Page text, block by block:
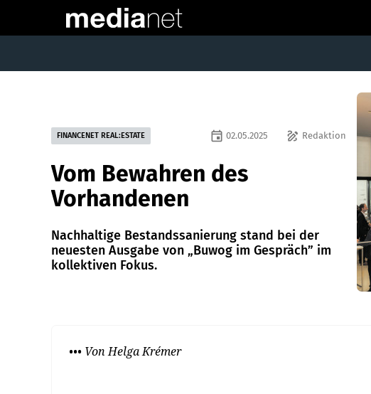
FINANCENET REAL:ESTATE draw Redaktion
event 02.05.2025
Vom Bewahren des
Vorhandenen
Nachhaltige Bestandssanierung stand bei der
neuesten ­Ausgabe von „Buwog im Gespräch” im
kollektiven Fokus.
••• Von Helga Krémer